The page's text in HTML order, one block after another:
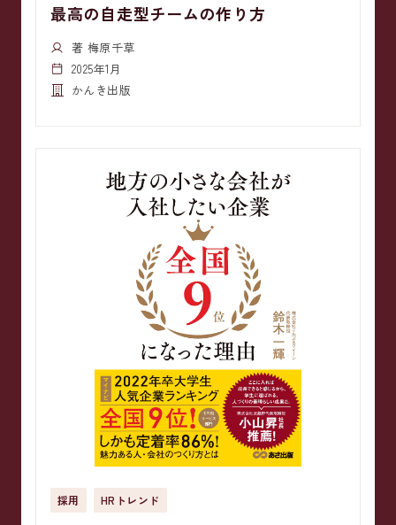
最高の自走型チームの作り方
著 梅原千草
2025年1月
かんき出版
採用 HRトレンド